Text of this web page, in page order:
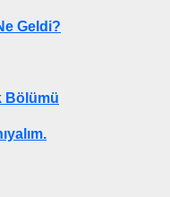
Geldi?
Bölümü